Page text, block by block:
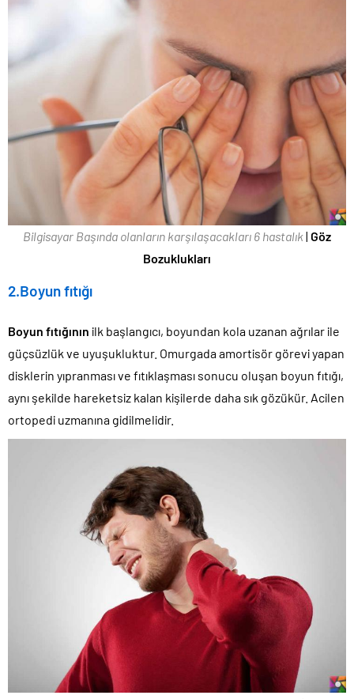
Bilgisayar Başında olanların karşılaşacakları 6 hastalık| Göz
Bozuklukları
2.Boyun fıtığı
Boyun fıtığının ilk başlangıcı, boyundan kola uzanan ağrılar ile
güçsüzlük ve uyuşukluktur. Omurgada amortisör görevi yapan
disklerin yıpranması ve fıtıklaşması sonucu oluşan boyun fıtığı,
aynı şekilde hareketsiz kalan kişilerde daha sık gözükür. Acilen
ortopedi uzmanına gidilmelidir.